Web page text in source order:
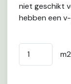
niet geschikt
hebben een
m2